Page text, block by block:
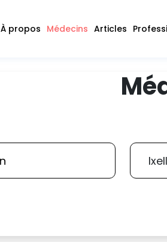
À propos Médecins Articles